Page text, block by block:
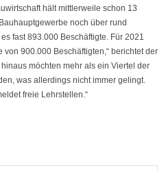
hält mittlerweile schon 13
noch über rund
fast 893.000 Beschäftigte. Für 2021
900.000 Beschäftigten,“ berichtet der
möchten mehr als ein Viertel der
was allerdings nicht immer gelingt.
freie Lehrstellen.“